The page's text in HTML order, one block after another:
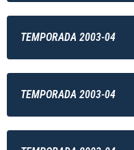
TEMPORADA 2003-04
TEMPORADA 2003-04